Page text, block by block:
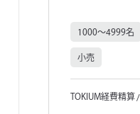
抜本的な
1000～4999名
小売
TOKIUM経費精算